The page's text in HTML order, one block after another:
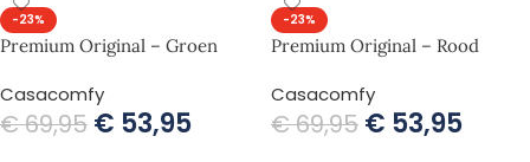
-23%
Premium Original – Groen
Casacomfy
€69,95 € 53,95
-23%
Premium Original – Rood
Casacomfy
€69,95 € 53,95